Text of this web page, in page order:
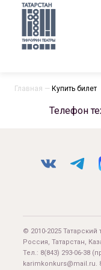
Главная — Купить билет
Телефон
© 2010-2025
Россия, Татарстан,
Тел.: 8(843) 293-06-38
karimkonkurs@mail.ru.